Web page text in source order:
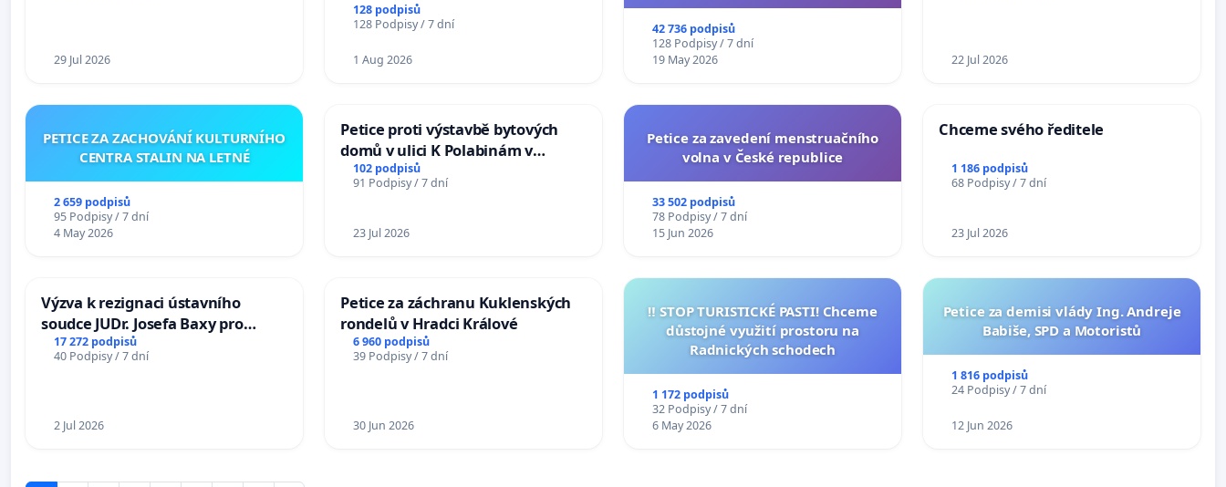
29 Jul 2026
128 podpisů
128 Podpisy / 7 dní
1 Aug 2026
na přijetí usnesení k podání ústavní
žaloby na prezidenta republiky
42 736 podpisů
128 Podpisy / 7 dní
19 May 2026
22 Jul 2026
PETICE ZA ZACHOVÁNÍ KULTURNÍHO
CENTRA STALIN NA LETNÉ
2 659 podpisů
95 Podpisy / 7 dní
4 May 2026
Petice proti výstavbě bytových
domů v ulici K Polabinám v
Pardubicích
102 podpisů
91 Podpisy / 7 dní
23 Jul 2026
Petice za zavedení menstruačního
volna v České republice
33 502 podpisů
78 Podpisy / 7 dní
15 Jun 2026
Chceme svého ředitele
1 186 podpisů
68 Podpisy / 7 dní
23 Jul 2026
Výzva k rezignaci ústavního
soudce JUDr. Josefa Baxy pro
ohrožení důvěry ve spravedlivý
proces
17 272 podpisů
40 Podpisy / 7 dní
2 Jul 2026
Petice za záchranu Kuklenských
rondelů v Hradci Králové
6 960 podpisů
39 Podpisy / 7 dní
30 Jun 2026
‼️ STOP TURISTICKÉ PASTI! Chceme
důstojné využití prostoru na
Radnických schodech
1 172 podpisů
32 Podpisy / 7 dní
6 May 2026
Petice za demisi vlády Ing. Andreje
Babiše, SPD a Motoristů
1 816 podpisů
24 Podpisy / 7 dní
12 Jun 2026